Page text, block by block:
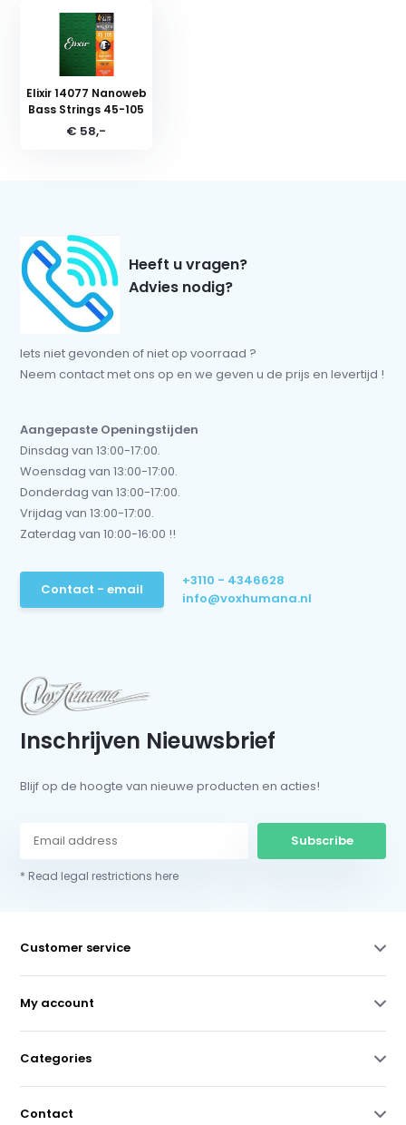
Elixir 14077 Nanoweb
Bass Strings 45-105
€ 58,-
Heeft u vragen?
Advies nodig?
Iets niet gevonden of niet op voorraad ?
Neem contact met ons op en we geven u de prijs en levertijd !
Aangepaste Openingstijden
Dinsdag van 13:00-17:00.
Woensdag van 13:00-17:00.
Donderdag van 13:00-17:00.
Vrijdag van 13:00-17:00.
Zaterdag van 10:00-16:00 !!
Contact - email
+3110 - 4346628
info@voxhumana.nl
Inschrijven Nieuwsbrief
Blijf op de hoogte van nieuwe producten en acties!
Subscribe
* Read legal restrictions here
Customer service
My account
Categories
Contact